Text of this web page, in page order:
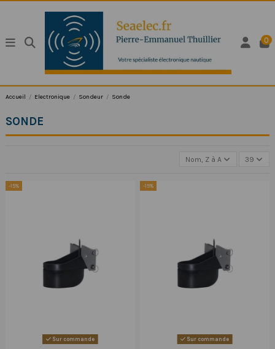
0
Accueil Electronique Sondeur Sonde
SONDE
Nom, Z à A 39
-15%
Sur commande
-15%
Sur commande